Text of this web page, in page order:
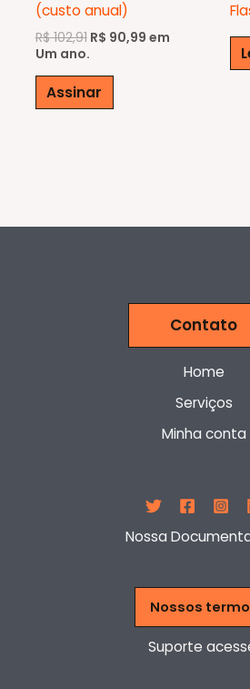
(custo anual)
R$102,91 O
preço
era:
R$ 102,91.
R$ 90,99Oem
Um ano.
Assinar
Contato
Home
Serviços
Minha conta
Nossa
Nossos
Suporte